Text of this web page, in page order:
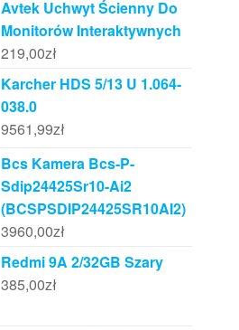
Avtek Uchwyt Ścienny Do
Monitorów Interaktywnych
219,00zł
Karcher HDS 5/13 U 1.064-
038.0
9561,99zł
Bcs Kamera Bcs-P-
Sdip24425Sr10-Ai2
(BCSPSDIP24425SR10AI2)
3960,00zł
Redmi 9A 2/32GB Szary
385,00zł